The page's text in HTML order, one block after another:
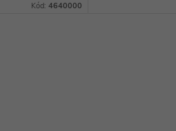
Kód: 4640000